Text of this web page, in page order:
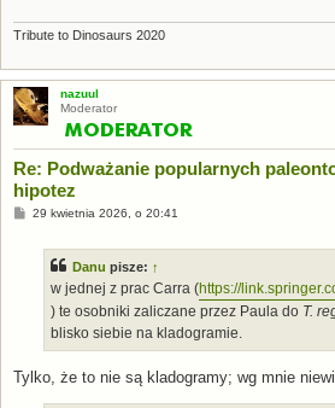
Tribute to Dinosaurs 2020
nazuul
Moderator
Re: Podważanie popularnych
hipotez
P29 kwietnia 2026, o 20:41
Danu pisze: ↑
w jednej z prac Carra (https://
) te osobniki zaliczane przez Paula do T.
blisko siebie na kladogramie.
Tylko, że to nie są kladogramy; wg mnie